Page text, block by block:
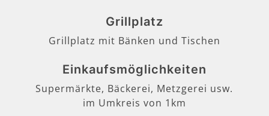
Grillplatz
Grillplatz mit Bänken und Tischen
Einkaufsmöglichkeiten
Supermärkte, Bäckerei, Metzgerei usw.
im Umkreis von 1km